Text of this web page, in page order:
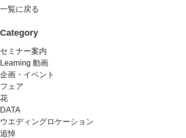
一覧に戻る
Category
セミナー案内
Learning 動画
企画・イベント
フェア
花
DATA
ウエディングロケーション
追悼